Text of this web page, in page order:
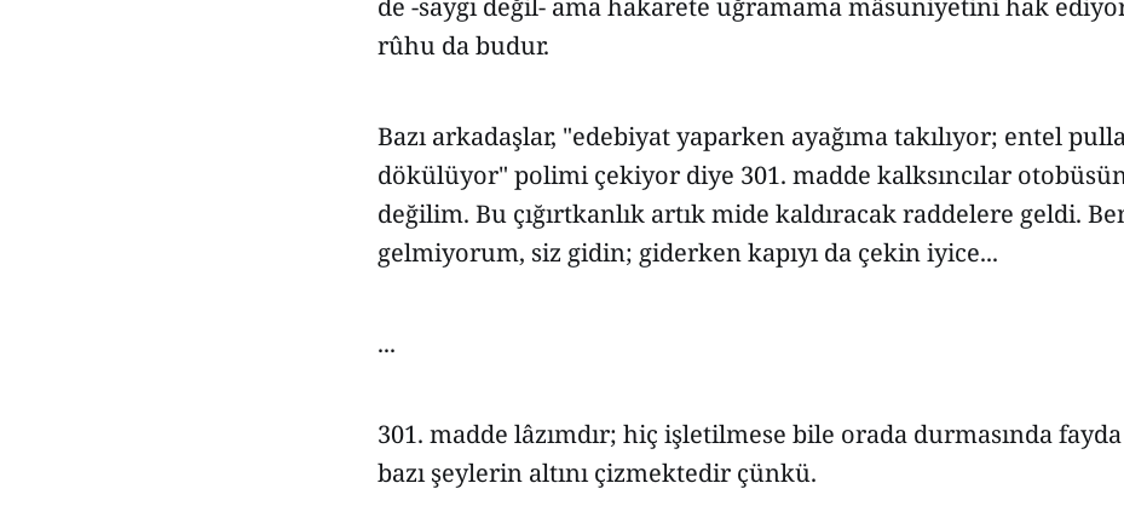
rûhu da budur.
Bazı arkadaşlar, "edebiyat yaparken ayağıma takılıyor; entel
dökülüyor" polimi çekiyor diye 301. madde kalksıncılar
değilim. Bu çığırtkanlık artık mide kaldıracak raddelere geldi.
gelmiyorum, siz gidin; giderken kapıyı da çekin iyice...
...
301. madde lâzımdır; hiç işletilmese bile orada durmasında
bazı şeylerin altını çizmektedir çünkü.